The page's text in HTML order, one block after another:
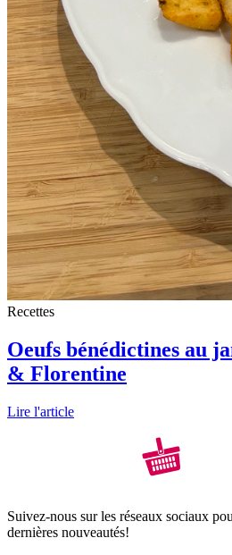
Recettes
Oeufs bénédictines au
& Florentine
Lire l'article
Suivez-nous sur les réseaux sociaux
dernières nouveautés!